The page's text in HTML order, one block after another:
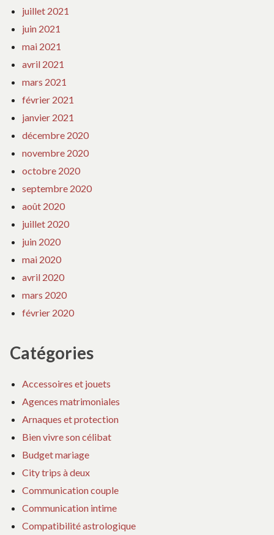
juillet 2021
juin 2021
mai 2021
avril 2021
mars 2021
février 2021
janvier 2021
décembre 2020
novembre 2020
octobre 2020
septembre 2020
août 2020
juillet 2020
juin 2020
mai 2020
avril 2020
mars 2020
février 2020
Catégories
Accessoires et jouets
Agences matrimoniales
Arnaques et protection
Bien vivre son célibat
Budget mariage
City trips à deux
Communication couple
Communication intime
Compatibilité astrologique